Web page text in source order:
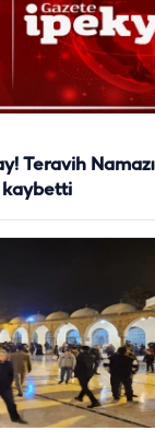
Teravih Namazı
kaybetti